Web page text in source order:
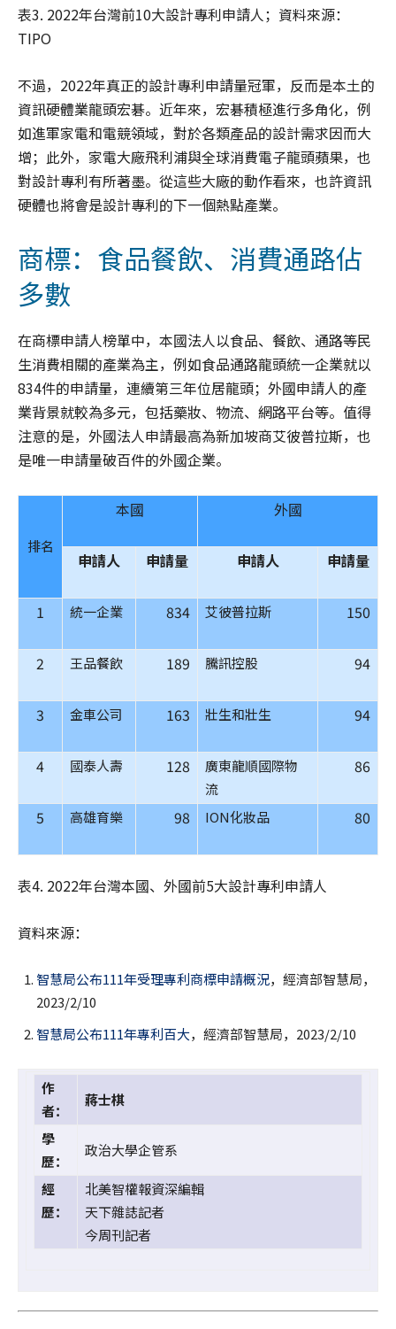
表3. 2022年台灣前10大設計專利申請人；資料來源：
TIPO
不過，2022年真正的設計專利申請量冠軍，反而是本土的
資訊硬體業龍頭宏碁。近年來，宏碁積極進行多角化，例
如進軍家電和電競領域，對於各類產品的設計需求因而大
增；此外，家電大廠飛利浦與全球消費電子龍頭蘋果，也
對設計專利有所著墨。從這些大廠的動作看來，也許資訊
硬體也將會是設計專利的下一個熱點產業。
商標：食品餐飲、消費通路佔
多數
在商標申請人榜單中，本國法人以食品、餐飲、通路等民
生消費相關的產業為主，例如食品通路龍頭統一企業就以
834件的申請量，連續第三年位居龍頭；外國申請人的產
業背景就較為多元，包括藥妝、物流、網路平台等。值得
注意的是，外國法人申請最高為新加坡商艾彼普拉斯，也
是唯一申請量破百件的外國企業。
排名
本國 外國
申請人 申請量 申請人 申請量
1 統一企業 834 艾彼普拉斯 150
2 王品餐飲 189 騰訊控股 94
3 金車公司 163 壯生和壯生 94
4 國泰人壽 128
廣東龍順國際物
流
86
5 高雄育樂 98 ION化妝品 80
表4. 2022年台灣本國、外國前5大設計專利申請人
資料來源：
智慧局公布111年受理專利商標申請概況，經濟部智慧局，
2023/2/10
智慧局公布111年專利百大，經濟部智慧局，2023/2/10
作
者：
蔣士棋
學
歷：
政治大學企管系
經
歷：
北美智權報資深編輯
天下雜誌記者
今周刊記者